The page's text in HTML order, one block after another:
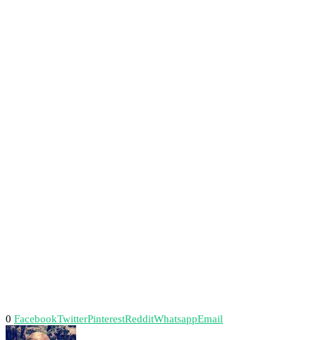
0 FacebookTwitterPinterestRedditWhatsappEmail